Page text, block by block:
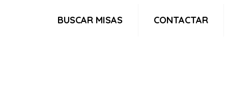
BUSCAR MISAS CONTACTAR